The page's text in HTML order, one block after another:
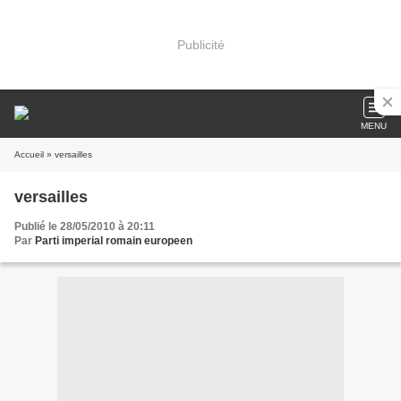
Publicité
MENU
Accueil » versailles
versailles
Publié le 28/05/2010 à 20:11
Par Parti imperial romain europeen